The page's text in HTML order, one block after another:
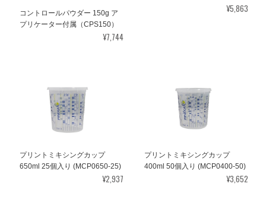
コントロールパウダー 150g ア
プリケーター付属（CPS150）
¥7,744
¥5,863
プリントミキシングカップ
650ml 25個入り (MCP0650-25)
¥2,937
プリントミキシングカップ
400ml 50個入り (MCP0400-50)
¥3,652